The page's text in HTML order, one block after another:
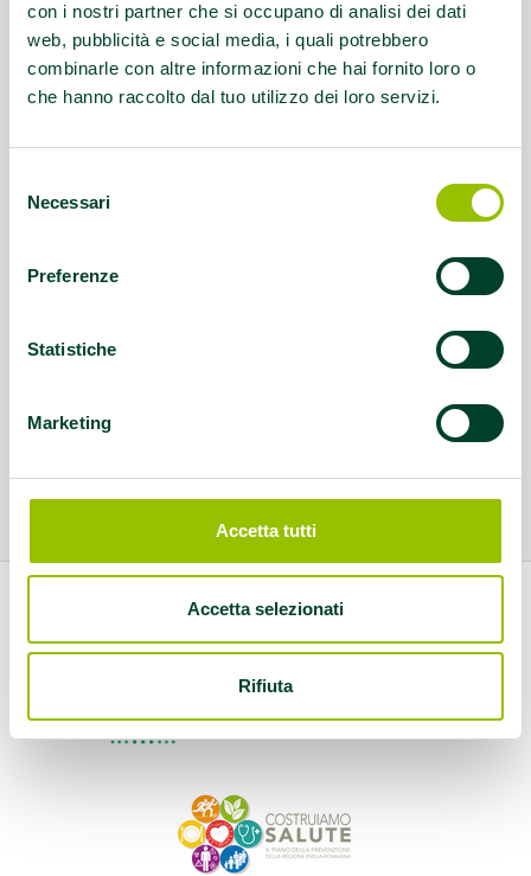
con i nostri partner che si occupano di analisi dei dati
web, pubblicità e social media, i quali potrebbero
combinarle con altre informazioni che hai fornito loro o
che hanno raccolto dal tuo utilizzo dei loro servizi.
delNecessari
Preferenze
Statistiche
Marketing
Accetta tutti
Accetta selezionati
Rifiuta